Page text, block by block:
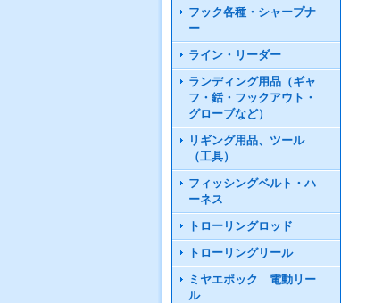
フック各種・シャープナ
ー
ライン・リーダー
ランディング用品（ギャ
フ・銛・フックアウト・
グローブなど）
リギング用品、ツール
（工具）
フィッシングベルト・ハ
ーネス
トローリングロッド
トローリングリール
ミヤエポック 電動リー
ル